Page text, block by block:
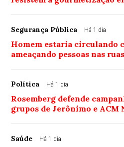
Segurança Pública Há 1 dia
Homem estaria circulando
ameaçando pessoas nas
Política Há 1 dia
Rosemberg defende
grupos de Jerônimo e ACM
Saúde Há 1 dia